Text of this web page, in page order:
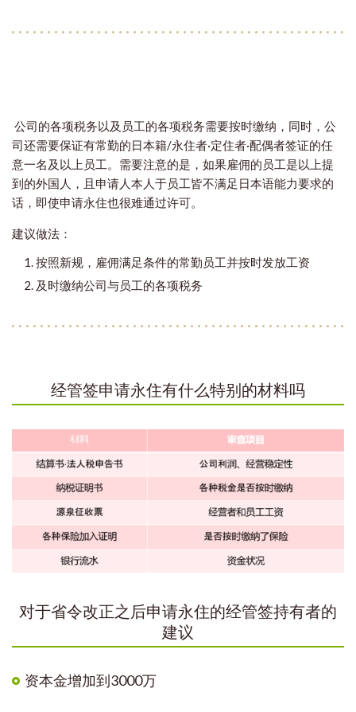
公司的各项税务以及员工的各项税务需要按时缴纳，同时，公
司还需要保证有常勤的日本籍/永住者·定住者·配偶者签证的任
意一名及以上员工。需要注意的是，如果雇佣的员工是以上提
到的外国人，且申请人本人于员工皆不满足日本语能力要求的
话，即使申请永住也很难通过许可。
建议做法：
按照新规，雇佣满足条件的常勤员工并按时发放工资
及时缴纳公司与员工的各项税务
经管签申请永住有什么特别的材料吗
对于省令改正之后申请永住的经管签持有者的
建议
资本金增加到3000万